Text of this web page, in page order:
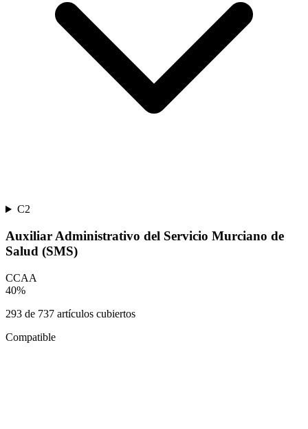
C2
Auxiliar Administrativo del Servicio Murciano de
Salud (SMS)
CCAA
40%
293 de 737 artículos cubiertos
Compatible